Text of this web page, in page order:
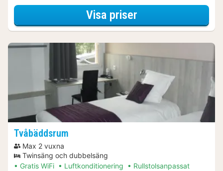
Visa priserför Dubbelrum
Tvåbäddsrum
Max 2 vuxna
Twinsäng och dubbelsäng
Gratis WiFi
Luftkonditionering Rullstolsanpassat